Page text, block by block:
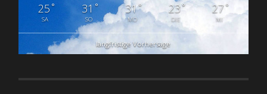
25°
SA
31 °
SO
31°
MO
23°
DIE
27°
MI
langfristige Vorhersage